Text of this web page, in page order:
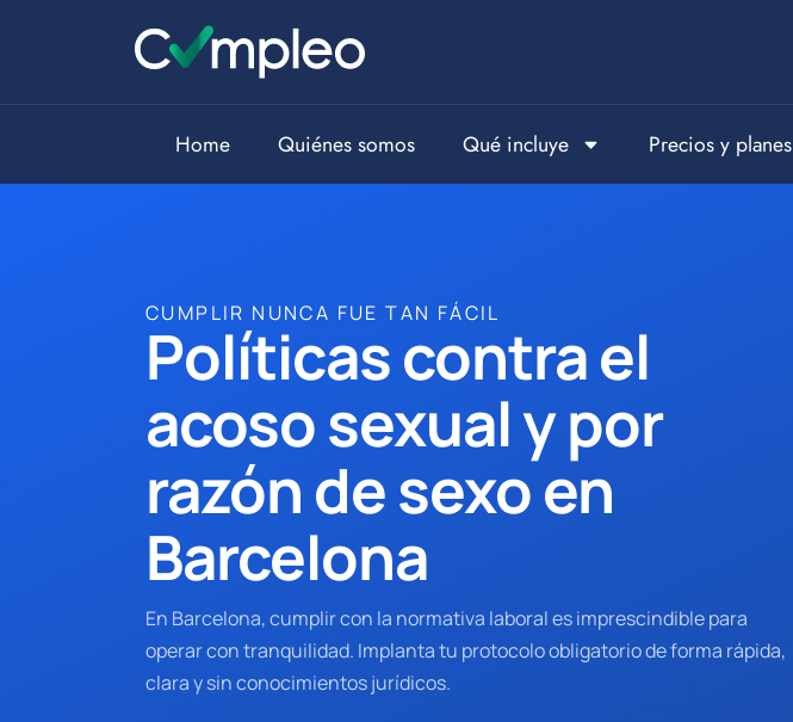
Home Quiénes somos Qué incluye Precios y planes
CUMPLIR NUNCA FUE TAN FÁCIL
Políticas contra el
acoso sexual y por
razón de sexo en
Barcelona
En Barcelona, cumplir con la normativa laboral es imprescindible para
operar con tranquilidad. Implanta tu protocolo obligatorio de forma rápida,
clara y sin conocimientos jurídicos.